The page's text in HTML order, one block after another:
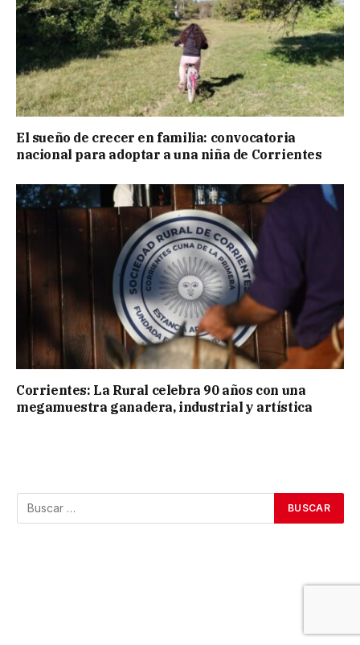
El sueño de crecer en familia: convocatoria
nacional para adoptar a una niña de Corrientes
Corrientes: La Rural celebra 90 años con una
megamuestra ganadera, industrial y artística